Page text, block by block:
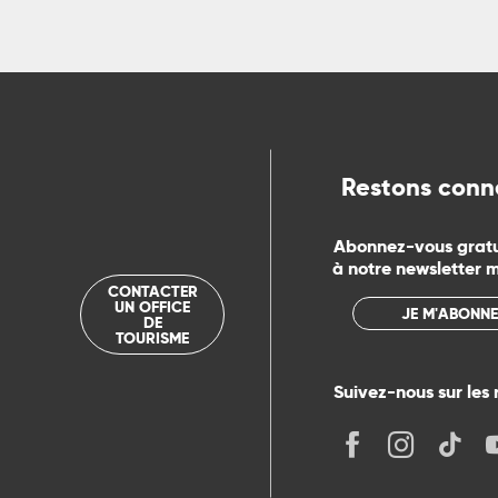
CONTACTER
UN OFFICE
DE
TOURISME
Restons
Abonnez-vous
à notre newsletter
JE M'ABONNE
Suivez-nous sur les